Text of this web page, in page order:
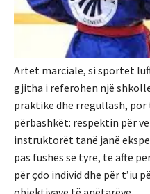
Artet marciale, si sportet
gjitha i referohen një
praktike dhe rregullash,
përbashkët: respektin për
instruktorët tanë janë
pas fushës së tyre, të aftë
për çdo individ dhe për t’iu